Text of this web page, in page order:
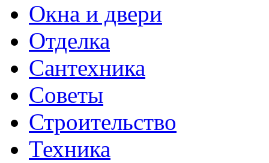
Окна и двери
Отделка
Сантехника
Советы
Строительство
Техника